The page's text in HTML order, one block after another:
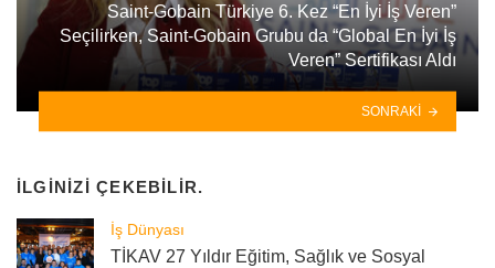
Saint-Gobain Türkiye 6. Kez “En İyi İş Veren”
Seçilirken, Saint-Gobain Grubu da “Global En İyi İş
Veren” Sertifikası Aldı
SONRAKI
İLGINIZI ÇEKEBILIR.
İş Dünyası
TİKAV 27 Yıldır Eğitim, Sağlık ve Sosyal